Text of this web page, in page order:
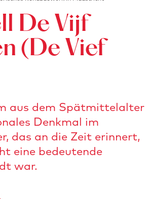
De Vijf
(De Vief
aus dem Spätmittelalter
Denkmal im
das an die Zeit erinnert,
eine bedeutende
war.